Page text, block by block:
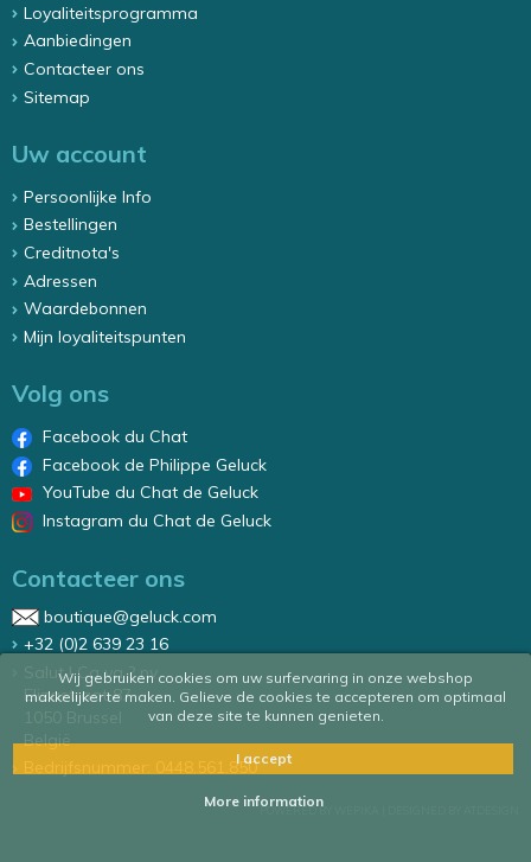
Wij gebruiken cookies om uw surfervaring in onze webshop
makkelijker te maken. Gelieve de cookies te accepteren om optimaal
van deze site te kunnen genieten.
I accept
More information
Loyaliteitsprogramma
Aanbiedingen
Contacteer ons
Sitemap
Uw account
Persoonlijke Info
Bestellingen
Creditnota's
Adressen
Waardebonnen
Mijn loyaliteitspunten
Volg ons
Facebook du Chat
Facebook de Philippe Geluck
YouTube du Chat de Geluck
Instagram du Chat de Geluck
Contacteer ons
boutique@geluck.com
+32 (0)2 639 23 16
Salut ! Ca va ? nv
Elizastraat 87
1050 Brussel
België
Bedrijfsnummer: 0448.561.850
POWERED BY WEPIKA